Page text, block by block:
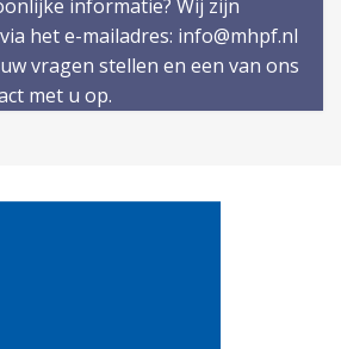
informatie? Wij zijn
het e-mailadres: info@mhpf.nl
vragen stellen en een van ons
met u op.